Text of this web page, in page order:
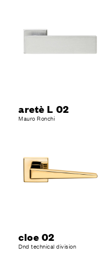
aretè L 02
Mauro Ronchi
cloe 02
Dnd technical division